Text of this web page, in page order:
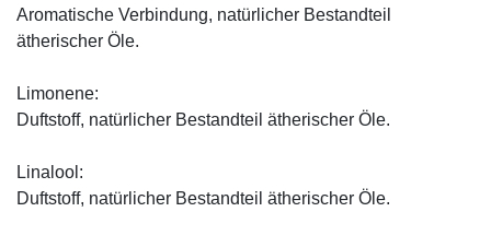
Aromatische Verbindung, natürlicher Bestandteil
ätherischer Öle.
Limonene:
Duftstoff, natürlicher Bestandteil ätherischer Öle.
Linalool:
Duftstoff, natürlicher Bestandteil ätherischer Öle.